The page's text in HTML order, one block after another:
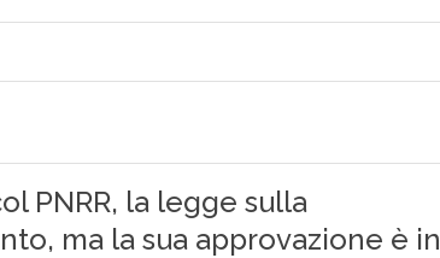
PNRR, la legge sulla
ma la sua approvazione è in